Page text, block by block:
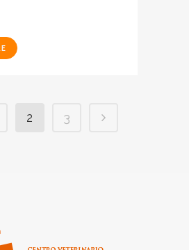
2 3